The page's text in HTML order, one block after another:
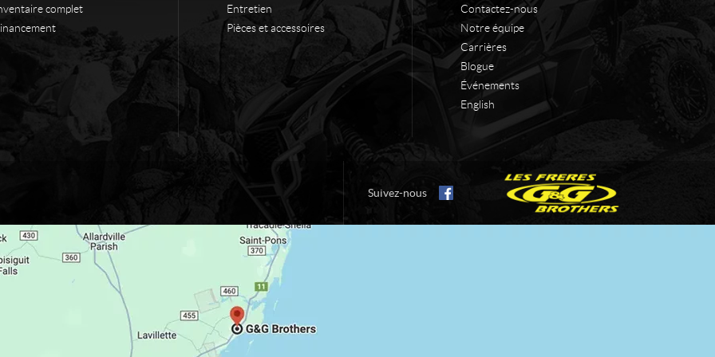
complet
Entretien
Pièces et accessoires
Contactez-nous
Notre équipe
Carrières
Blogue
Événements
English
Suivez-nous